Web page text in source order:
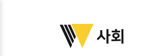
위키트리
사회